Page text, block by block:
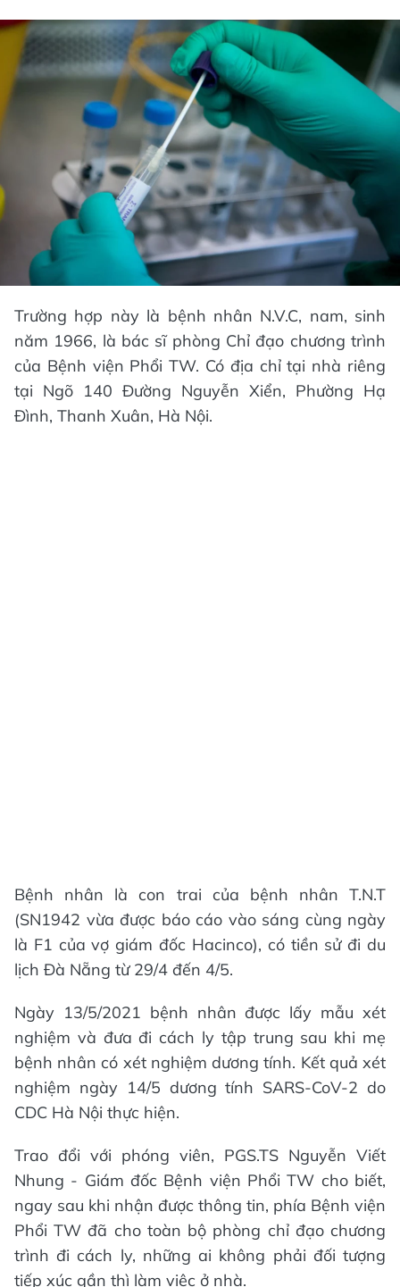
Trường hợp này là bệnh nhân N.V.C, nam, sinh
năm 1966, là bác sĩ phòng Chỉ đạo chương trình
của Bệnh viện Phổi TW. Có địa chỉ tại nhà riêng
tại Ngõ 140 Đường Nguyễn Xiển, Phường Hạ
Đình, Thanh Xuân, Hà Nội.
Bệnh nhân là con trai của bệnh nhân T.N.T
(SN1942 vừa được báo cáo vào sáng cùng ngày
là F1 của vợ giám đốc Hacinco), có tiền sử đi du
lịch Đà Nẵng từ 29/4 đến 4/5.
Ngày 13/5/2021 bệnh nhân được lấy mẫu xét
nghiệm và đưa đi cách ly tập trung sau khi mẹ
bệnh nhân có xét nghiệm dương tính. Kết quả xét
nghiệm ngày 14/5 dương tính SARS-CoV-2 do
CDC Hà Nội thực hiện.
Trao đổi với phóng viên, PGS.TS Nguyễn Viết
Nhung - Giám đốc Bệnh viện Phổi TW cho biết,
ngay sau khi nhận được thông tin, phía Bệnh viện
Phổi TW đã cho toàn bộ phòng chỉ đạo chương
trình đi cách ly, những ai không phải đối tượng
tiếp xúc gần thì làm việc ở nhà.